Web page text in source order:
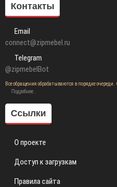
Контакты
Email
connect@zipmebel.ru
Telegram
@zipmebelBot
Все обращения обрабатываются в порядке
Подробнее..
Ссылки
О проекте
Доступ к загрузкам
Правила сайта